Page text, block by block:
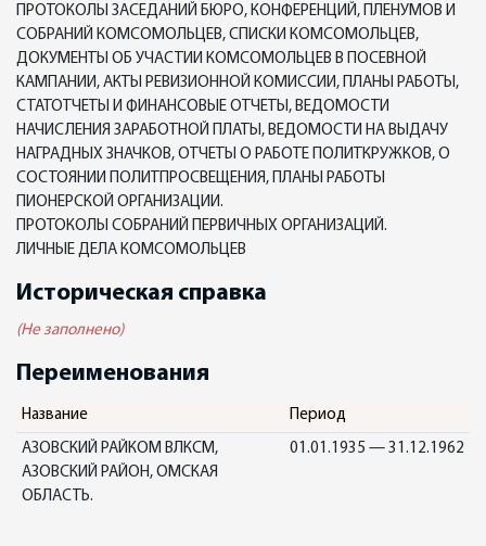
ПРОТОКОЛЫ ЗАСЕДАНИЙ БЮРО, КОНФЕРЕНЦИЙ, ПЛЕНУМОВ И
СОБРАНИЙ КОМСОМОЛЬЦЕВ, СПИСКИ КОМСОМОЛЬЦЕВ,
ДОКУМЕНТЫ ОБ УЧАСТИИ КОМСОМОЛЬЦЕВ В ПОСЕВНОЙ
КАМПАНИИ, АКТЫ РЕВИЗИОННОЙ КОМИССИИ, ПЛАНЫ РАБОТЫ,
СТАТОТЧЕТЫ И ФИНАНСОВЫЕ ОТЧЕТЫ, ВЕДОМОСТИ
НАЧИСЛЕНИЯ ЗАРАБОТНОЙ ПЛАТЫ, ВЕДОМОСТИ НА ВЫДАЧУ
НАГРАДНЫХ ЗНАЧКОВ, ОТЧЕТЫ О РАБОТЕ ПОЛИТКРУЖКОВ, О
СОСТОЯНИИ ПОЛИТПРОСВЕЩЕНИЯ, ПЛАНЫ РАБОТЫ
ПИОНЕРСКОЙ ОРГАНИЗАЦИИ.
ПРОТОКОЛЫ СОБРАНИЙ ПЕРВИЧНЫХ ОРГАНИЗАЦИЙ.
ЛИЧНЫЕ ДЕЛА КОМСОМОЛЬЦЕВ
Историческая справка
(Не заполнено)
Переименования
Название Период
АЗОВСКИЙ РАЙКОМ ВЛКСМ,
АЗОВСКИЙ РАЙОН, ОМСКАЯ
ОБЛАСТЬ.
01.01.1935 — 31.12.1962